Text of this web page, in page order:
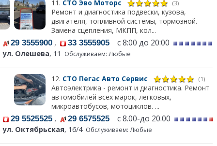
11. СТО Эво Моторс (3)
Ремонт и диагностика подвески, кузова,
двигателя, топливной системы, тормозной.
Замена сцепления, МКПП, кол...
29 3555900 , 33 3555905 с 8:00 до 20:00
ул. Олешева, 11 Обслуживаем: Любые
12. СТО Пегас Авто Сервис (1)
Автоэлектрика - ремонт и диагностика. Ремонт
автомобилей всех марок, легковых,
микроавтобусов, мотоциклов. ...
29 5525525 , 29 6575525 с 8.00-до 20.00
ул. Октябрьская, 16/4 Обслуживаем: Любые